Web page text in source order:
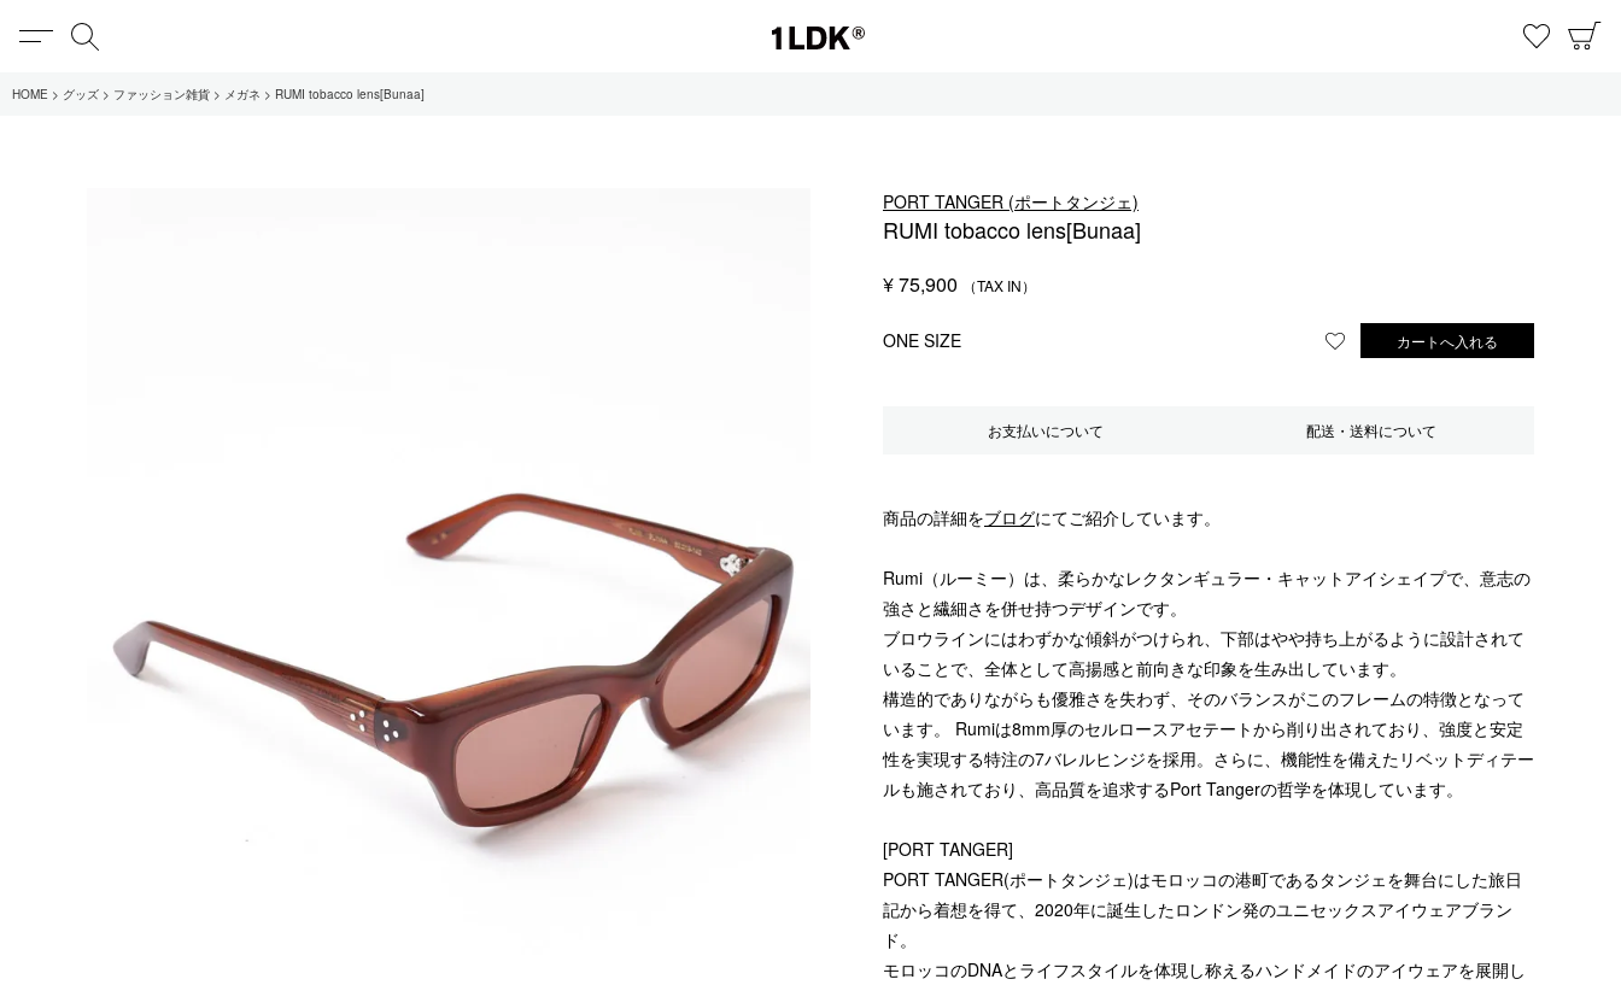
MENU お気に
HOME グッズ ファッション雑貨 メガネ RUMI tobacco lens[Bunaa]
PORT TANGER (ポートタンジェ)
RUMI tobacco lens[Bunaa]
¥75,900
ONE SIZE お気に入りに登録する
カートへ入れる
お支払いについて 配送・送料について
商品の詳細をブログにてご紹介しています。
Rumi（ルーミー）は、柔らかなレクタンギュラー・キャットアイシェイプで、意志の
強さと繊細さを併せ持つデザインです。
ブロウラインにはわずかな傾斜がつけられ、下部はやや持ち上がるように設計されて
いることで、全体として高揚感と前向きな印象を生み出しています。
構造的でありながらも優雅さを失わず、そのバランスがこのフレームの特徴となって
います。 Rumiは8mm厚のセルロースアセテートから削り出されており、強度と安定
性を実現する特注の7バレルヒンジを採用。さらに、機能性を備えたリベットディテー
ルも施されており、高品質を追求するPort Tangerの哲学を体現しています。
[PORT TANGER]
PORT TANGER(ポートタンジェ)はモロッコの港町であるタンジェを舞台にした旅日
記から着想を得て、2020年に誕生したロンドン発のユニセックスアイウェアブラン
ド。
モロッコのDNAとライフスタイルを体現し称えるハンドメイドのアイウェアを展開し